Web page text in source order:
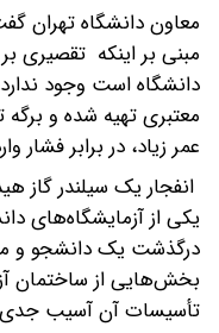
معاون دانشگاه تهران
مبنی بر اینکه تقصیری
دانشگاه است وجود
معتبری تهیه شده و
عمر زیاد، در برابر
یکی از آزمایشگاه‌های
درگذشت یک دانشجو و
بخش‌هایی از ساختمان
تأسیسات آن آسیب جدی